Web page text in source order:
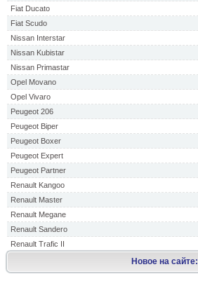
Fiat Ducato
Fiat Scudo
Nissan Interstar
Nissan Kubistar
Nissan Primastar
Opel Movano
Opel Vivaro
Peugeot 206
Peugeot Biper
Peugeot Boxer
Peugeot Expert
Peugeot Partner
Renault Kangoo
Renault Master
Renault Megane
Renault Sandero
Renault Trafic II
Новое на сайте: